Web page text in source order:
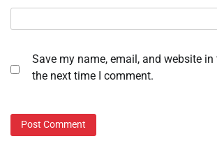
Save my name, email, and website
the next time I comment.